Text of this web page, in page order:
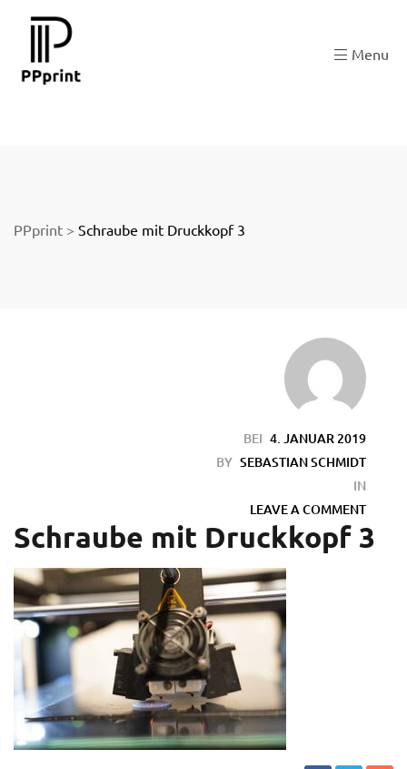
Menu
PPprint > Schraube mit Druckkopf 3
BEI 4. JANUAR 2019
BY SEBASTIAN SCHMIDT
IN
LEAVE A COMMENT
Schraube mit Druckkopf 3